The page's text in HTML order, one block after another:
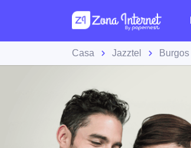
Casa Jazztel Burgos